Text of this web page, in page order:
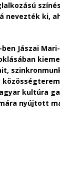
nevezték ki,
Jászai
kultúra
nyújtott